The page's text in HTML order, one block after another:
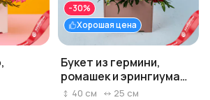
Хорошая цена
-30%
Букет из гермини,
ромашек и эрингиума
«Ранец» (букеты в
40 см 25 см